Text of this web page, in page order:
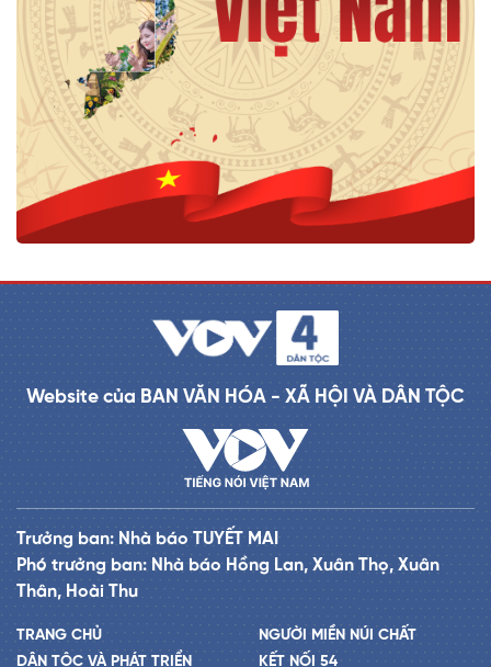
Website của BAN VĂN HÓA - XÃ HỘI VÀ DÂN TỘC
Trưởng ban: Nhà báo TUYẾT MAI
Phó trưởng ban: Nhà báo Hồng Lan, Xuân Thọ, Xuân
Thân, Hoài Thu
TRANG CHỦ
DÂN TỘC VÀ PHÁT TRIỂN
NGƯỜI MIỀN NÚI CHẤT
KẾT NỐI 54